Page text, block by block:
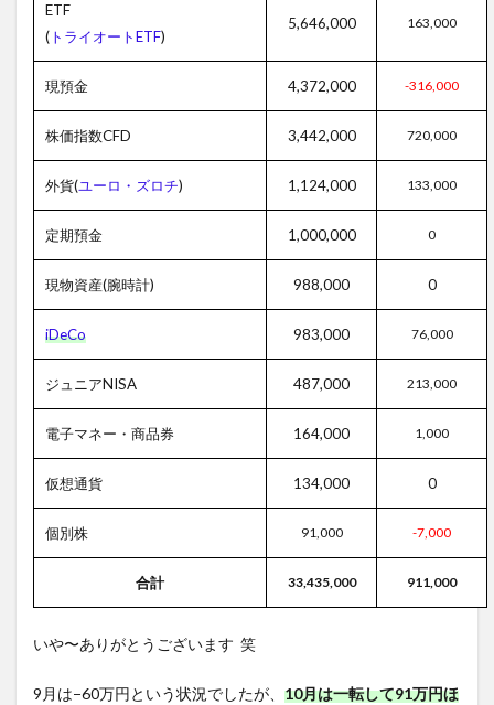
ETF
( トライオートETF)
5,646,000 163,000
現預金 4,372,000 -316,000
株価指数CFD 3,442,000 720,000
外貨(ユーロ・ズロチ) 1,124,000 133,000
定期預金 1,000,000 0
現物資産(腕時計) 988,000 0
iDeCo 983,000 76,000
ジュニアNISA 487,000 213,000
電子マネー・商品券 164,000 1,000
仮想通貨 134,000 0
個別株 91,000 -7,000
合計 33,435,000 911,000
いや〜ありがとうございます 笑
9月は−60万円という状況でしたが、 10月は一転して91万円ほ